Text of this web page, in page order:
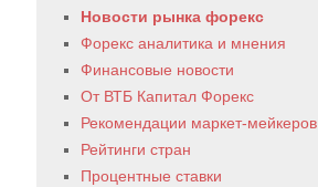
Новости рынка форекс
Форекс аналитика и мнения
Финансовые новости
От ВТБ Капитал Форекс
Рекомендации маркет-мейкеров
Рейтинги стран
Процентные ставки